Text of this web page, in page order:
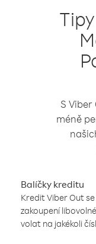
S Viber
méně
Balíčky kreditu
Kredit Viber Out
zakoupení
volat na jakékoli